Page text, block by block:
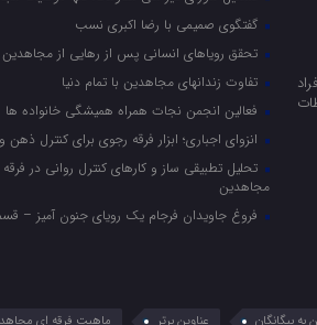
گفتگوی صمیمی با رضا اکبری نسب
تحقق رویاهای انسانی پس از رهایی از مجاهدین
تفاوت زندانهای مجاهدین با تمام دنیا
فعالین انجمن نجات همراه همیشگی خانواده ها
انزوای اجباری؛ ابزار فرقه رجوی برای کنترل
تحلیل تطبیقی ساز و کارهای کنترل روانی در
مجاهدین
فروغ جاویدان فرجام یک رویای جنون آمیز –
بیگانگان عناوین برتر ماهیت فرقه ای